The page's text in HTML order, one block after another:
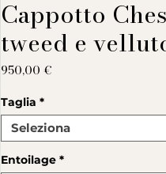
Cappotto
tweed e
950,00 €
Taglia *
Seleziona
Entoilage *